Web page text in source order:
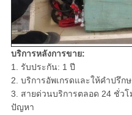
บริการหลังการขาย:
1. รับประกัน: 1 ปี
2. บริการอัพเกรดและให้คำปรึก
3. สายด่วนบริการตลอด 24 ชั่ว
ปัญหา